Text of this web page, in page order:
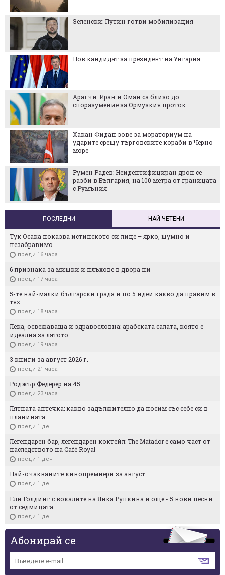
Зеленски: Путин готви мобилизация
Нов кандидат за президент на Унгария
Арагчи: Иран и Оман са близо до
споразумение за Ормузкия проток
Хакан Фидан зове за мораториум на
ударите срещу търговските кораби в Черно
море
Румен Радев: Неидентифициран дрон се
разби в България, на 100 метра от границата
с Румъния
ПОСЛЕДНИ НАЙ-ЧЕТЕНИ
Тук Осака показва истинското си лице – ярко, шумно и
незабравимо
преди 16 часа
6 признака за мишки и плъхове в двора ни
преди 17 часа
5-те най-малки български градa и по 5 идеи какво да правим в
тях
преди 18 часа
Лека, освежаваща и здравословна: арабската салата, която е
идеална за лятото
преди 19 часа
3 книги за август 2026 г.
преди 21 часа
Роджър Федерер на 45
преди 23 часа
Лятната аптечка: какво задължително да носим със себе си в
планината
преди 1 ден
Легендарен бар, легендарен коктейл: The Matador е само част от
наследството на Café Royal
преди 1 ден
Най-очакваните кинопремиери за август
преди 1 ден
Ели Голдинг с вокалите на Янка Рупкина и още - 5 нови песни
от седмицата
преди 1 ден
Абонирай се